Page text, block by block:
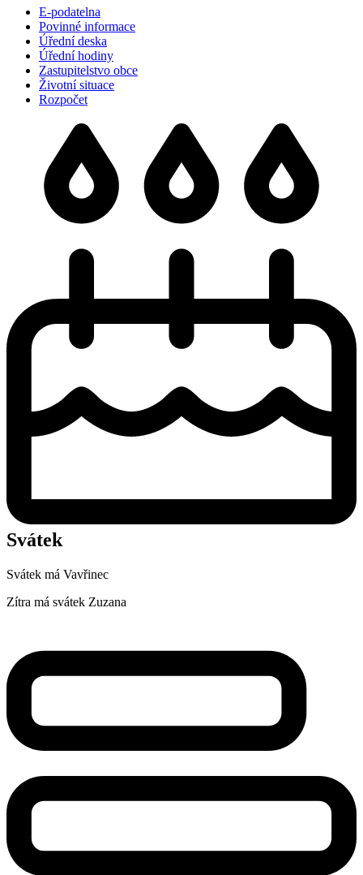
E-podatelna
Povinné informace
Úřední deska
Úřední hodiny
Zastupitelstvo obce
Životní situace
Rozpočet
Svátek
Svátek má Vavřinec
Zítra má svátek Zuzana